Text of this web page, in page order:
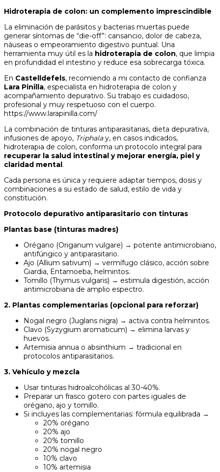
Hidroterapia de colon: un complemento imprescindible
La eliminación de parásitos y bacterias muertas puede
generar síntomas de “die-off”: cansancio, dolor de cabeza,
náuseas o empeoramiento digestivo puntual. Una
herramienta muy útil es la hidroterapia de colon, que limpia
en profundidad el intestino y reduce esa sobrecarga tóxica.
En Castelldefels, recomiendo a mi contacto de confianza
Lara Pinilla, especialista en hidroterapia de colon y
acompañamiento depurativo. Su trabajo es cuidadoso,
profesional y muy respetuoso con el cuerpo.
https://www.larapinilla.com/
La combinación de tinturas antiparasitarias, dieta depurativa,
infusiones de apoyo, Triphalay, en casos indicados,
hidroterapia de colon, conforma un protocolo integral para
recuperar la salud intestinal y mejorar energía, piel y
claridad mental.
Cada persona es única y requiere adaptar tiempos, dosis y
combinaciones a su estado de salud, estilo de vida y
constitución.
Protocolo depurativo antiparasitario con tinturas
Plantas base (tinturas madres)
Orégano (Origanum vulgare) → potente antimicrobiano,
antifúngico y antiparasitario.
Ajo (Allium sativum) → vermífugo clásico, acción sobre
Giardia, Entamoeba, helmintos.
Tomillo (Thymus vulgaris) → estimula digestión, acción
antimicrobiana de amplio espectro.
2. Plantas complementarias (opcional para reforzar)
Nogal negro (Juglans nigra) → activa contra helmintos.
Clavo (Syzygium aromaticum) → elimina larvas y
huevos.
Artemisia annua o absinthium → tradicional en
protocolos antiparasitarios.
3. Vehículo y mezcla
Usar tinturas hidroalcohólicas al 30-40%.
Preparar un frasco gotero con partes iguales de
orégano, ajo y tomillo.
Si incluyes las complementarias: fórmula equilibrada →
20% orégano
20% ajo
20% tomillo
20% nogal negro
10% clavo
10% artemisia